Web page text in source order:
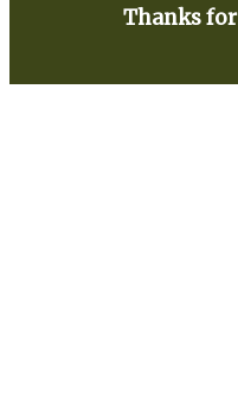
Thanks